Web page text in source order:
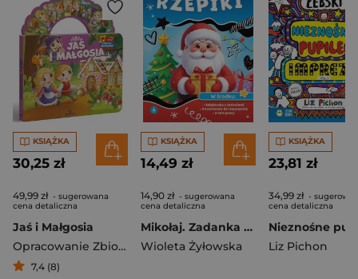
KSIĄŻKA
30,25 zł
49,99 zł - sugerowana
cena detaliczna
Jaś i Małgosia
Opracowanie Zbiorowe
7,4 (8)
KSIĄŻKA
14,49 zł
14,90 zł - sugerowana
cena detaliczna
Mikołaj. Zadanka & rzepiki
Wioleta Żyłowska
KSIĄŻKA
23,81 zł
34,99 zł -
cena detaliczna
Liz Pichon